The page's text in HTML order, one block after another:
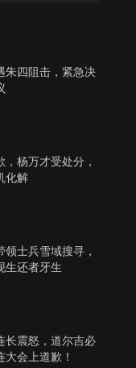
朱四阻击，紧急决
，杨万才受处分，
化解
领士兵雪域搜寻，
生还者牙生
长震怒，道尔吉必
大会上道歉！